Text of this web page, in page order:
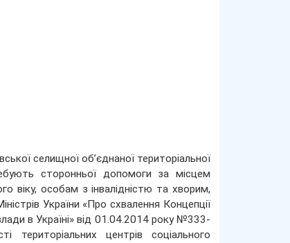
селищної об’єднаної територіальної
сторонньої допомоги за місцем
віку, особам з інвалідністю та хворим,
України «Про схвалення Концепції
в Україні» від 01.04.2014 року №333-
територіальних центрів соціального